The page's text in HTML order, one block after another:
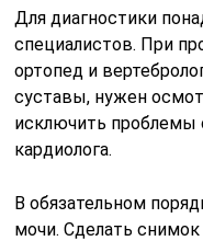
Для диагностики
специалистов. При
ортопед и
суставы, нужен
исключить проблемы
кардиолога.
В обязательном
мочи. Сделать